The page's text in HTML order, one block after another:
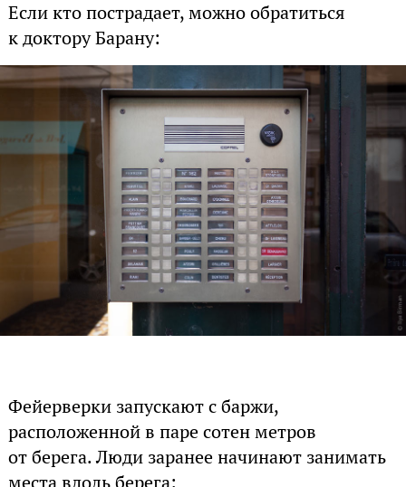
Если кто пострадает, можно обратиться
к доктору Барану:
Фейерверки запускают с баржи,
расположенной в паре сотен метров
от берега. Люди заранее начинают занимать